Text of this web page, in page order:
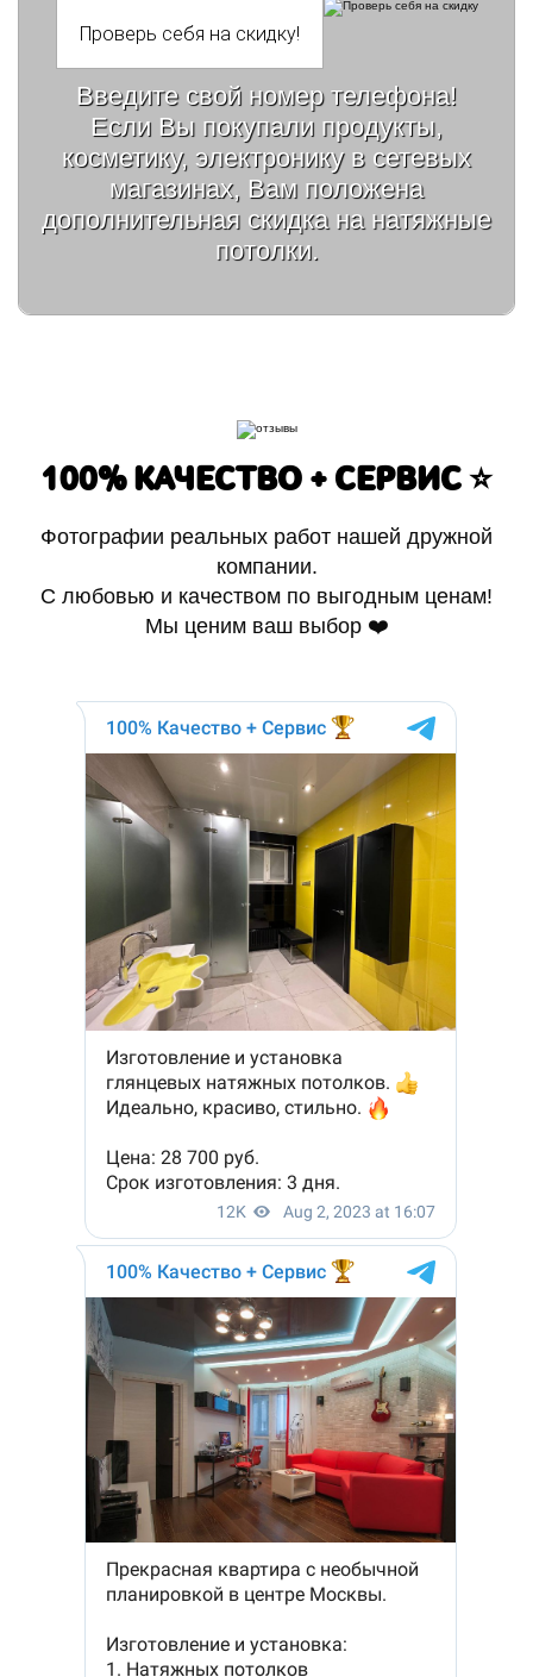
Введите свой номер телефона!
Если Вы покупали продукты,
косметику, электронику в сетевых
магазинах, Вам положена
дополнительная скидка на натяжные
потолки.
100% КАЧЕСТВО + СЕРВИС ⭐️
Фотографии реальных работ нашей дружной
компании.
С любовью и качеством по выгодным ценам!
Мы ценим ваш выбор ❤️